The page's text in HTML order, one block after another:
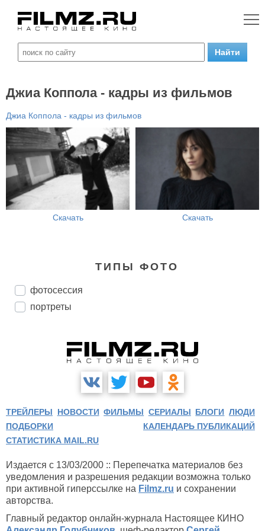
Джиа Коппола - кадры из фильмов
Джиа Коппола - кадры из фильмов
Скачать Скачать
ТИПЫ ФОТО
фотосессия
портреты
ТРЕЙЛЕРЫ НОВОСТИ ФИЛЬМЫ СЕРИАЛЫ БЛОГИ ЛЮДИ
ПОДБОРКИ
КАЛЕНДАРЬ ПУБЛИКАЦИЙ
СТАТИСТИКА MAIL.RU
Издается с 13/03/2000 :: Перепечатка материалов без
уведомления и разрешения редакции возможна только
при активной гиперссылке на Filmz.ru и сохранении
авторства.
Главный редактор онлайн-журнала Настоящее КИНО